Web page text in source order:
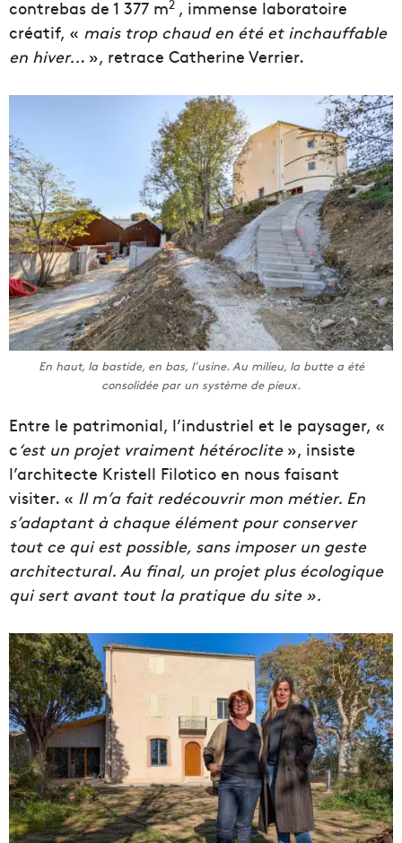
contrebas de 1 377 m2 , immense laboratoire
créatif, « mais trop chaud en été et inchauffable
en hiver... », retrace Catherine Verrier.
En haut, la bastide, en bas, l’usine. Au milieu, la butte a été
consolidée par un système de pieux.
Entre le patrimonial, l’industriel et le paysager, «
c‘est un projet vraiment hétéroclite», insiste
l’architecte Kristell Filotico en nous faisant
visiter. « Il m’a fait redécouvrir mon métier. En
s’adaptant à chaque élément pour conserver
tout ce qui est possible, sans imposer un geste
architectural. Au final, un projet plus écologique
qui sert avant tout la pratique du site ».